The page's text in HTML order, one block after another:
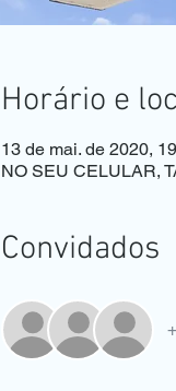
Horário e
13 de mai. de 2020,
NO SEU CELULAR,
Convidados